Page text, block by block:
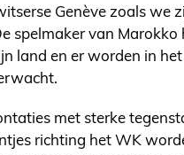
Genève zoals we
spelmaker van
land en er worden in
met sterke
richting het WK